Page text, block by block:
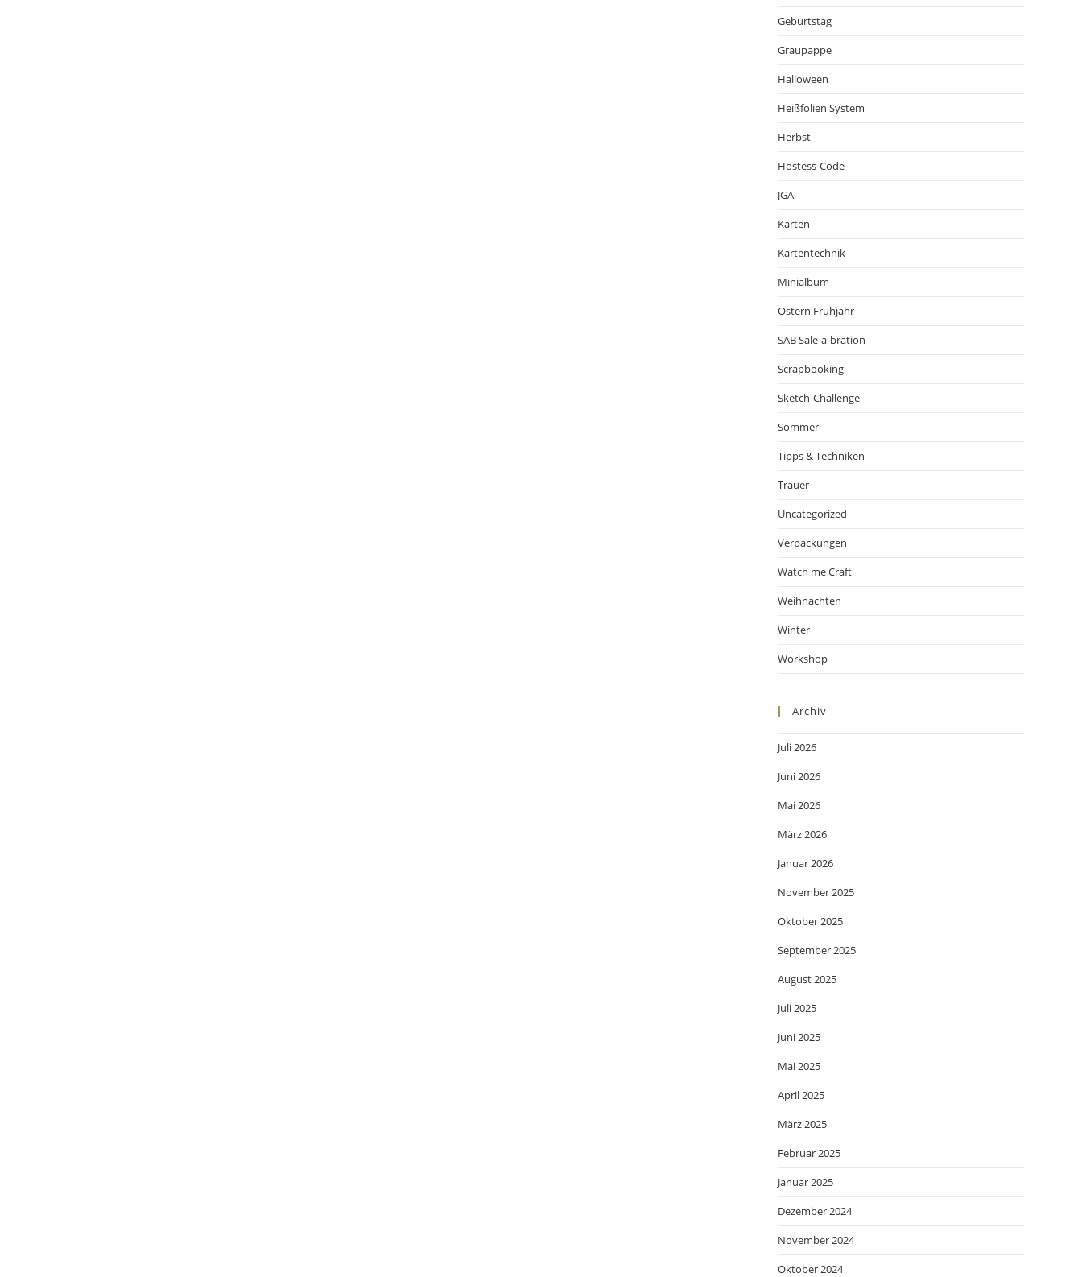
Geburtstag
Graupappe
Halloween
Heißfolien System
Herbst
Hostess-Code
JGA
Karten
Kartentechnik
Minialbum
Ostern Frühjahr
SAB Sale-a-bration
Scrapbooking
Sketch-Challenge
Sommer
Tipps & Techniken
Trauer
Uncategorized
Verpackungen
Watch me Craft
Weihnachten
Winter
Workshop
Archiv
Juli 2026
Juni 2026
Mai 2026
März 2026
Januar 2026
November 2025
Oktober 2025
September 2025
August 2025
Juli 2025
Juni 2025
Mai 2025
April 2025
März 2025
Februar 2025
Januar 2025
Dezember 2024
November 2024
Oktober 2024